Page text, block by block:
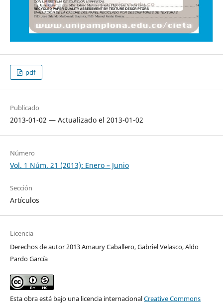
pdf
Publicado
2013-01-02 — Actualizado el 2013-01-02
Número
Vol. 1 Núm. 21 (2013): Enero – Junio
Sección
Artículos
Licencia
Derechos de autor 2013 Amaury Caballero, Gabriel Velasco, Aldo
Pardo García
Esta obra está bajo una licencia internacionalCreative Commons